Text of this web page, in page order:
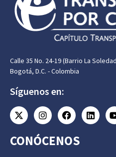
Calle 35 No. 24-19 (Barrio La
Bogotá, D.C. - Colombia
Síguenos en:
CONÓCENOS